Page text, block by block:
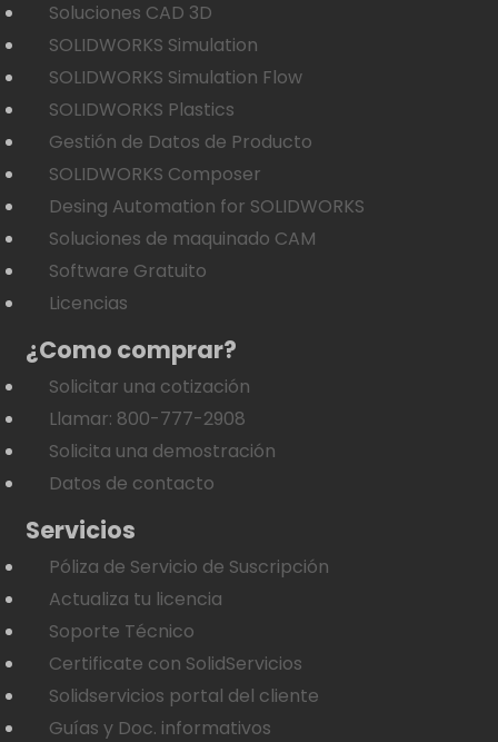
Soluciones CAD 3D
SOLIDWORKS Simulation
SOLIDWORKS Simulation Flow
SOLIDWORKS Plastics
Gestión de Datos de Producto
SOLIDWORKS Composer
Desing Automation for SOLIDWORKS
Soluciones de maquinado CAM
Software Gratuito
Licencias
¿Como comprar?
Solicitar una cotización
Llamar: 800-777-2908
Solicita una demostración
Datos de contacto
Servicios
Póliza de Servicio de Suscripción
Actualiza tu licencia
Soporte Técnico
Certificate con SolidServicios
Solidservicios portal del cliente
Guías y Doc. informativos